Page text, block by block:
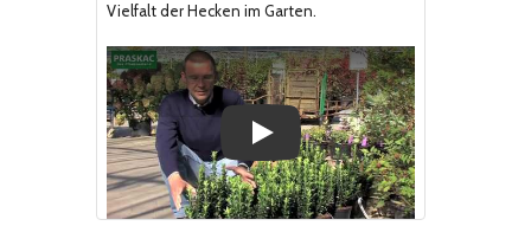
Vielfalt der Hecken im Garten.